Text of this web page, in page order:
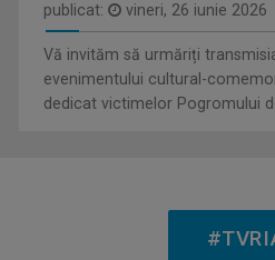
ROMÂNIA DIVERSĂ
publicat: vineri, 26 iunie 2026
Vă invităm să urmăriți
evenimentului cultural-
dedicat victimelor Pogromului de